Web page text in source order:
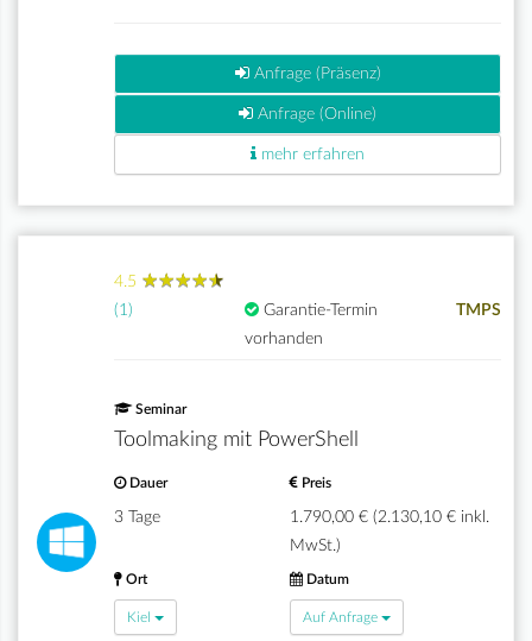
Anfrage (Präsenz)
Anfrage (Online)
mehr erfahren
4.5 ★★★★★
★★★★★
(1)
Garantie-Termin
vorhanden
TMPS
Seminar
Toolmaking mit PowerShell
Dauer
3 Tage
Preis
1.790,00 € (2.130,10 € inkl.
MwSt.)
Ort
Kiel
Datum
Auf Anfrage